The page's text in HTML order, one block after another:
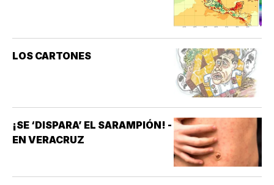
LOS CARTONES
¡SE ‘DISPARA’ EL SARAMPIÓN! -
EN VERACRUZ